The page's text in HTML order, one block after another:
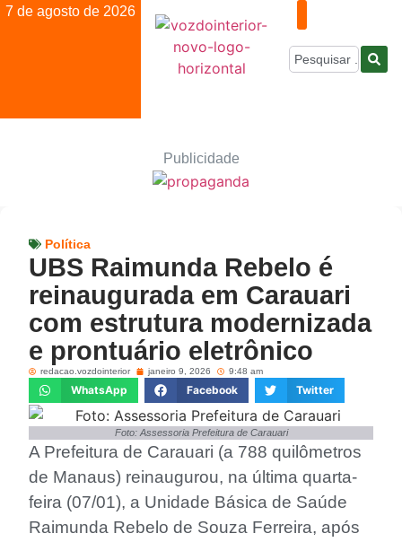
7 de agosto de 2026
Publicidade
Política
UBS Raimunda Rebelo é
reinaugurada em Carauari
com estrutura modernizada
e prontuário eletrônico
redacao.vozdointerior janeiro 9, 2026 9:48 am
WhatsApp Facebook Twitter
Foto: Assessoria Prefeitura de Carauari
A Prefeitura de Carauari (a 788 quilômetros
de Manaus) reinaugurou, na última quarta-
feira (07/01), a Unidade Básica de Saúde
Raimunda Rebelo de Souza Ferreira, após